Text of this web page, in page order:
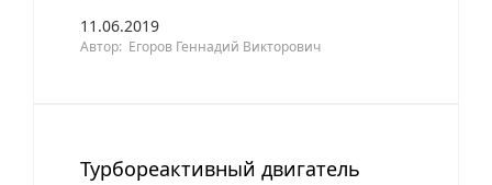
11.06.2019
Автор: Егоров Геннадий Викторович
Турбореактивный двигатель